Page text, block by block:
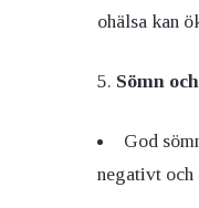
ohälsa kan
Sömn
God
negativt och